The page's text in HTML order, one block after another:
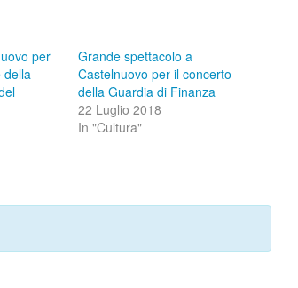
per
della
Grande spettacolo a
Castelnuovo per il concerto
della Guardia di Finanza
22 Luglio 2018
In "Cultura"